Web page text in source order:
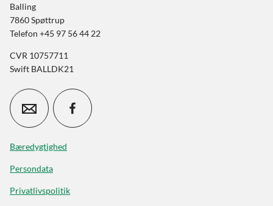
Balling
7860 Spøttrup
Telefon +45 97 56 44 22
CVR 10757711
Swift BALLDK21
Bæredygtighed
Persondata
Privatlivspolitik